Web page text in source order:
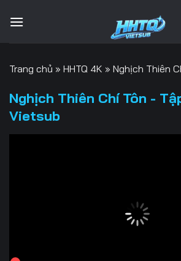
qua
Trang chủ » HHTQ 4K » Nghịch Thiên
Nghịch Thiên Chí Tôn -
Vietsub